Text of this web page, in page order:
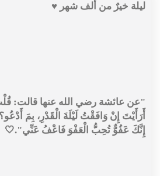
ليلة خيرٌ من ألف شهر ♥️
"عن عائشة رضي الله عنها قالت:
أَرَأَيْتَ إِنْ وَافَقْتُ لَيْلَةَ الْقَدْرِ، بِمَ
إِنَّكَ عَفُوٌّ تُحِبُّ الْعَفْوَ فَاعْفُ عَنِّي".🤍